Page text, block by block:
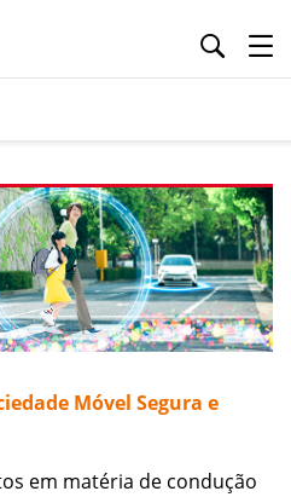
Móvel Segura e
em matéria de condução